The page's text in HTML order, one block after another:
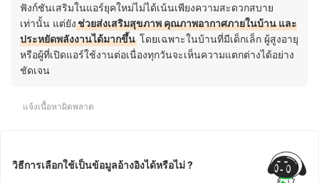
ฟังก์ชันเสริมในแอร์ยุคใหม่ไม่ได้เน้นเพียงความสะดวกสบาย
เท่านั้น แต่ยังช่วยส่งเสริมสุขภาพ คุณภาพอากาศภายในบ้าน และ
ประหยัดพลังงานได้มากขึ้น โดยเฉพาะในบ้านที่มีเด็กเล็ก ผู้สูงอายุ
หรือผู้ที่เปิดแอร์ใช้งานต่อเนื่องทุกวันจะเห็นความแตกต่างได้อย่าง
ชัดเจน
แจ้งเนื้อหาผิดพลาด
วิธีการเลือกใช้เป็นข้อมูลอ้างอิงได้หรือไม่ ?